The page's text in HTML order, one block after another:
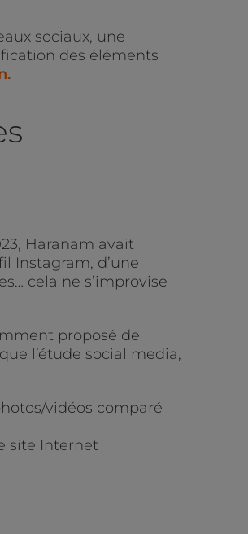
sociaux, une
des éléments
Haranam avait
Instagram, d’une
cela ne s’improvise
proposé de
l’étude social media,
vidéos comparé
site Internet